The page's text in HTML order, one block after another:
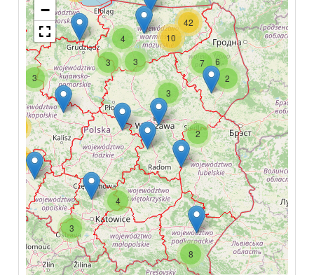
8
3
4
2
3
3 2
6
3 3
4
7
42
10
−